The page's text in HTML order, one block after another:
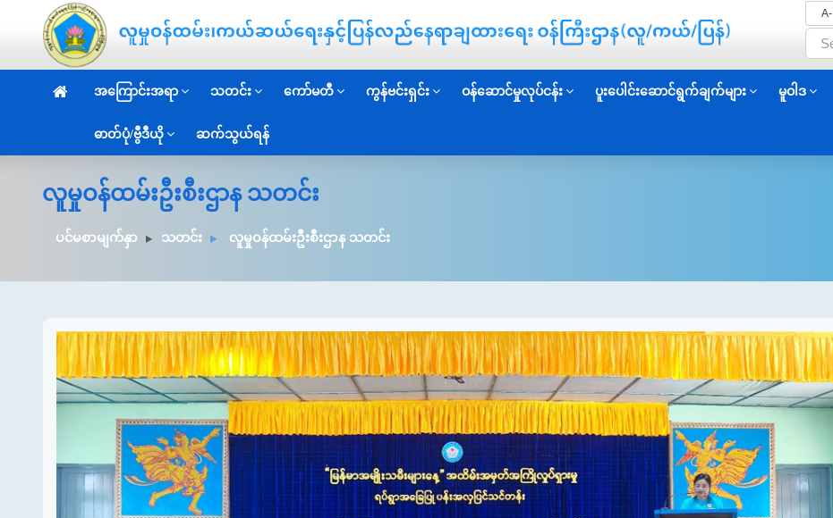
A-
အကြောင်းအရာ သတင်း ကော်မတီ ကွန်ဗင်းရှင်း ဝန်ဆောင်မှုလုပ်ငန်း ပူးပေါင်းဆောင်ရွက်ချက်များ မူဝါဒ
ဓာတ်ပုံ/ဗွီဒီယို ဆက်သွယ်ရန်
လူမှုဝန်ထမ်းဦးစီးဌာန သတင်း
ပင်မစာမျက်နှာ သတင်း လူမှုဝန်ထမ်းဦးစီးဌာန သတင်း